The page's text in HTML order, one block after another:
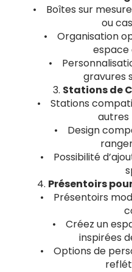
• Boîtes sur
ou
• Organisation
espace
•
gravures
3. Stations de
• Stations
autres
• Design
• Possibilité
4. Présentoirs
• Présentoirs
• Créez un
inspirées
• Options de